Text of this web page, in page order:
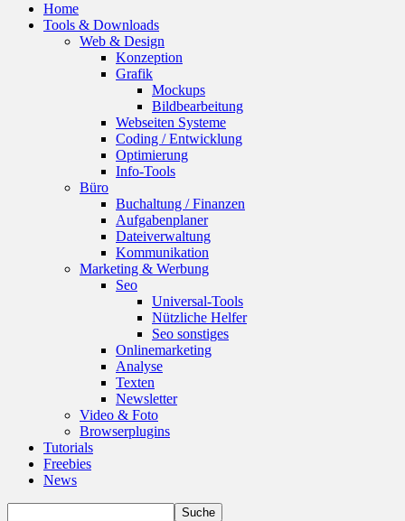
Home
Tools & Downloads
Web & Design
Konzeption
Grafik
Mockups
Bildbearbeitung
Webseiten Systeme
Coding / Entwicklung
Optimierung
Info-Tools
Büro
Buchaltung / Finanzen
Aufgabenplaner
Dateiverwaltung
Kommunikation
Marketing & Werbung
Seo
Universal-Tools
Nützliche Helfer
Seo sonstiges
Onlinemarketing
Analyse
Texten
Newsletter
Video & Foto
Browserplugins
Tutorials
Freebies
News